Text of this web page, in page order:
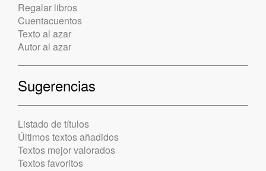
Regalar libros
Cuentacuentos
Texto al azar
Autor al azar
Sugerencias
Listado de títulos
Últimos textos añadidos
Textos mejor valorados
Textos favoritos